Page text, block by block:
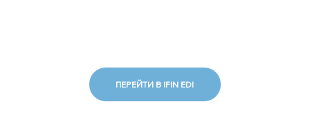
ПЕРЕЙТИ В IFIN EDI